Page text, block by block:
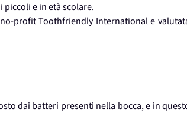
e in età scolare.
profit Toothfriendly International e
dai batteri presenti nella bocca, e in